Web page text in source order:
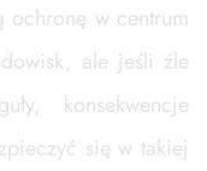
w centrum
ale jeśli źle
konsekwencje
się w takiej